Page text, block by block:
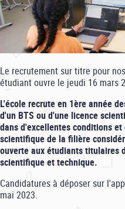
Le recrutement sur titre pour
étudiant ouvre le jeudi 16 mars
L'école recrute en 1ère année
d'un BTS ou d'une licence
dans d'excellentes conditions
scientifique de la filière
ouverte aux étudiants titulaires
scientifique et technique.
Candidatures à déposer sur
mai 2023.